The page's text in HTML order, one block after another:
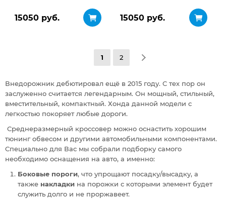
15050 руб. 15050 руб.
1 2
Внедорожник дебютировал ещё в 2015 году. С тех пор он
заслуженно считается легендарным. Он мощный, стильный,
вместительный, компактный. Хонда данной модели с
легкостью покоряет любые дороги.
Среднеразмерный кроссовер можно оснастить хорошим
тюнинг обвесом и другими автомобильными компонентами.
Специально для Вас мы собрали подборку самого
необходимо оснащения на авто, а именно:
Боковые пороги, что упрощают посадку/высадку, а
также накладки на порожки с которыми элемент будет
служить долго и не проржавеет.